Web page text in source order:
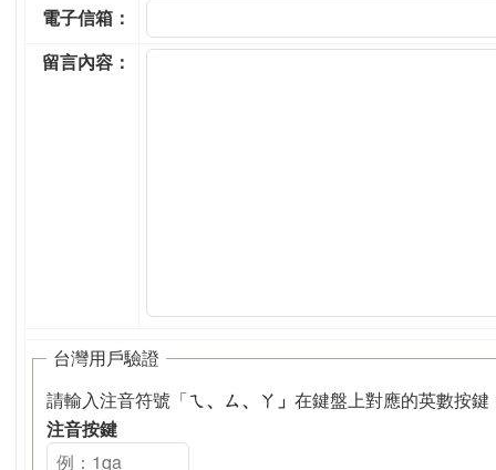
電子信箱：
留言內容：
台灣用戶驗證
請輸入注音符號「ㄟ、ㄙ、ㄚ」 在鍵盤上對應的英數按
注音按鍵